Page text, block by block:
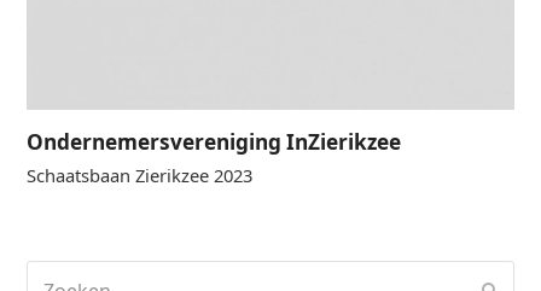
Ondernemersvereniging InZierikzee
Schaatsbaan Zierikzee 2023